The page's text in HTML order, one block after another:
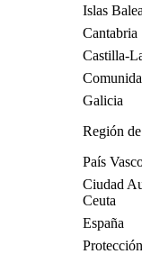
Islas
Cantabria
Castilla-
Galicia
Región
País
Ciudad
Ceuta
España